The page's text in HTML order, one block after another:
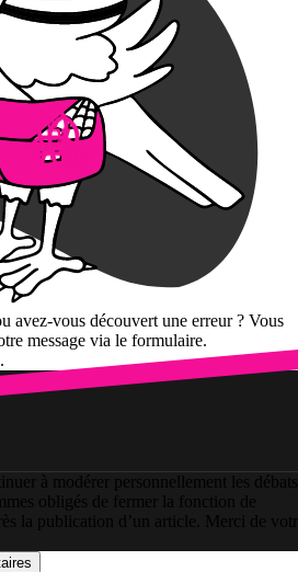
avez-vous découvert une erreur ? Vous
message via le formulaire.
à modérer personnellement les débats
obligés de fermer la fonction de
la publication d’un article. Merci de